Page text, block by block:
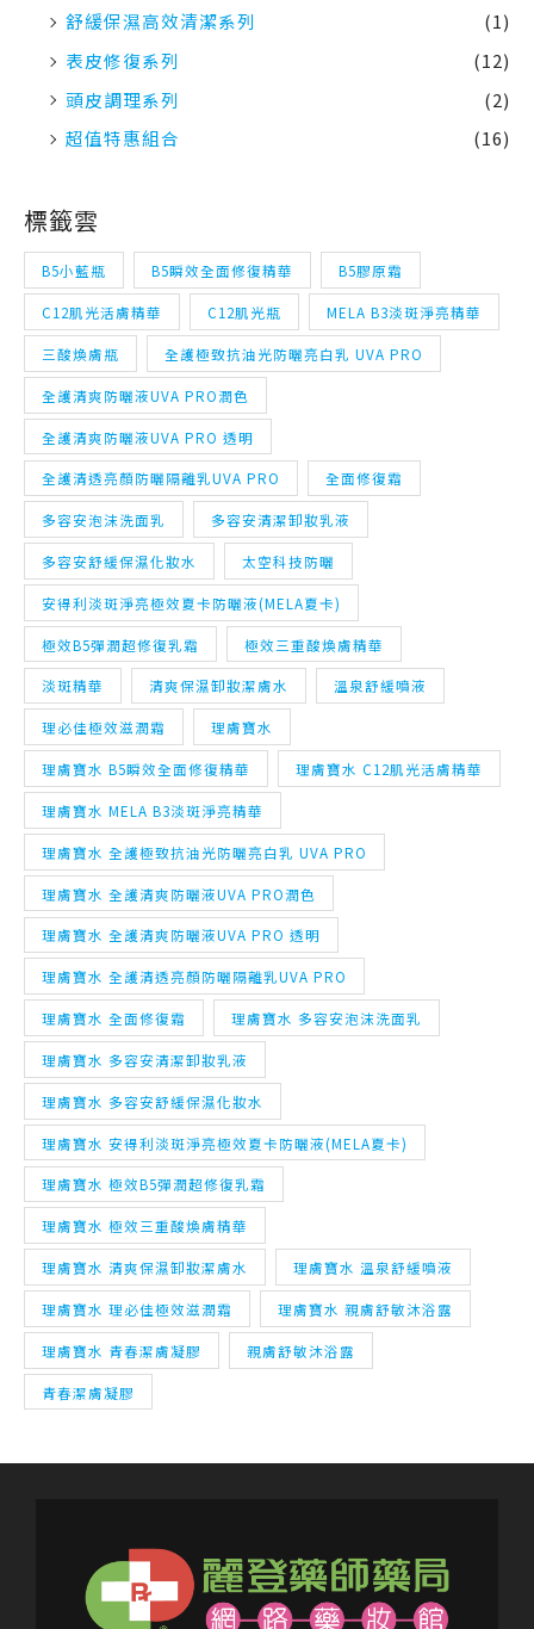
舒緩保濕高效清潔系列
(1)
表皮修復系列
(12)
頭皮調理系列
(2)
超值特惠組合
(16)
標籤雲
B5小藍瓶 B5瞬效全面修復精華 B5膠原霜
C12肌光活膚精華 C12肌光瓶 MELA B3淡斑淨亮精華
三酸煥膚瓶 全護極致抗油光防曬亮白乳 UVA PRO
全護清爽防曬液UVA PRO潤色
全護清爽防曬液UVA PRO 透明
全護清透亮顏防曬隔離乳UVA PRO 全面修復霜
多容安泡沫洗面乳 多容安清潔卸妝乳液
多容安舒緩保濕化妝水 太空科技防曬
安得利淡斑淨亮極效夏卡防曬液(MELA夏卡)
極效B5彈潤超修復乳霜 極效三重酸煥膚精華
淡斑精華 清爽保濕卸妝潔膚水 溫泉舒緩噴液
理必佳極效滋潤霜 理膚寶水
理膚寶水 B5瞬效全面修復精華 理膚寶水 C12肌光活膚精華
理膚寶水 MELA B3淡斑淨亮精華
理膚寶水 全護極致抗油光防曬亮白乳 UVA PRO
理膚寶水 全護清爽防曬液UVA PRO潤色
理膚寶水 全護清爽防曬液UVA PRO 透明
理膚寶水 全護清透亮顏防曬隔離乳UVA PRO
理膚寶水 全面修復霜 理膚寶水 多容安泡沫洗面乳
理膚寶水 多容安清潔卸妝乳液
理膚寶水 多容安舒緩保濕化妝水
理膚寶水 安得利淡斑淨亮極效夏卡防曬液(MELA夏卡)
理膚寶水 極效B5彈潤超修復乳霜
理膚寶水 極效三重酸煥膚精華
理膚寶水 清爽保濕卸妝潔膚水 理膚寶水 溫泉舒緩噴液
理膚寶水 理必佳極效滋潤霜 理膚寶水 親膚舒敏沐浴露
理膚寶水 青春潔膚凝膠 親膚舒敏沐浴露
青春潔膚凝膠